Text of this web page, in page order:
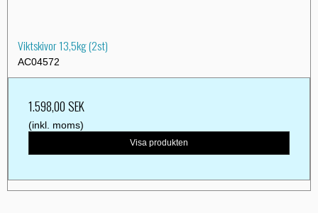
Viktskivor 13,5kg (2st)
AC04572
1.598,00 SEK
(inkl. moms)
Visa produkten